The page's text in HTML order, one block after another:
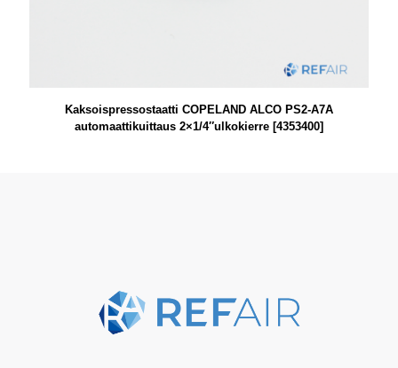
Kaksoispressostaatti COPELAND ALCO PS2-A7A
automaattikuittaus 2×1/4″ulkokierre [4353400]